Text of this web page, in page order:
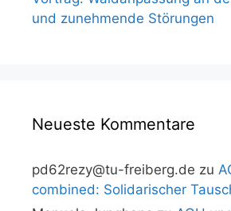
und zunehmende Störungen
Neueste Kommentare
pd62rezy@tu-freiberg.de zu
combined: Solidarischer